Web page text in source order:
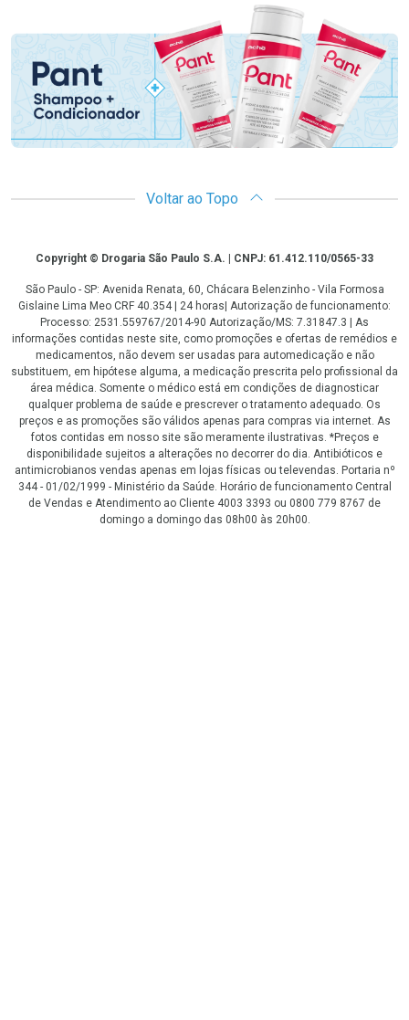
Promoção em Destaque
Voltar ao Topo
CopyrightCopyright © Drogaria São Paulo S.A. | CNPJ: 61.412.110/0565-33
São Paulo - SP: Avenida Renata, 60, Chácara Belenzinho - Vila Formosa
Gislaine Lima Meo CRF 40.354 | 24 horas| Autorização de funcionamento:
Processo: 2531.559767/2014-90 Autorização/MS: 7.31847.3 | As
informações contidas neste site, como promoções e ofertas de remédios e
medicamentos, não devem ser usadas para automedicação e não
substituem, em hipótese alguma, a medicação prescrita pelo profissional da
área médica. Somente o médico está em condições de diagnosticar
qualquer problema de saúde e prescrever o tratamento adequado. Os
preços e as promoções são válidos apenas para compras via internet. As
fotos contidas em nosso site são meramente ilustrativas. *Preços e
disponibilidade sujeitos a alterações no decorrer do dia. Antibióticos e
antimicrobianos vendas apenas em lojas físicas ou televendas. Portaria nº
344 - 01/02/1999 - Ministério da Saúde. Horário de funcionamento Central
de Vendas e Atendimento ao Cliente 4003 3393 ou 0800 779 8767 de
domingo a domingo das 08h00 às 20h00.